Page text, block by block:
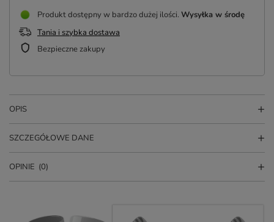
Produkt dostępny w bardzo dużej ilości Wysyłka w środę
Tania i szybka dostawa
Bezpieczne zakupy
OPIS
SZCZEGÓŁOWE DANE
OPINIE (0)